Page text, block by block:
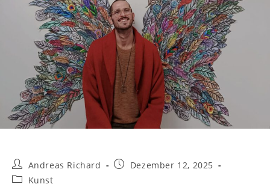
Andreas Richard
Dezember 12, 2025
Kunst